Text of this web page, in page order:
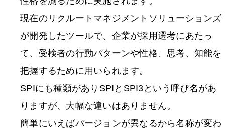
現在のリクルートマネジメントソリューションズ
が開発したツールで、企業が採用選考にあたっ
て、受検者の行動パターンや性格、思考、知能を
把握するために用いられます。
SPIにも種類がありSPIとSPI3という呼び名があ
りますが、大幅な違いはありません。
簡単にいえばバージョンが異なるから名称が変わ